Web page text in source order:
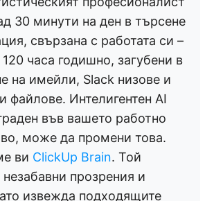
30 минути на ден в търсене
свързана с работата си –
часа годишно, загубени в
на имейли, Slack низове и
файлове. Интелигентен AI
във вашето работно
може да промени това.
ви ClickUp Brain. Той
прозрения и
извежда подходящите